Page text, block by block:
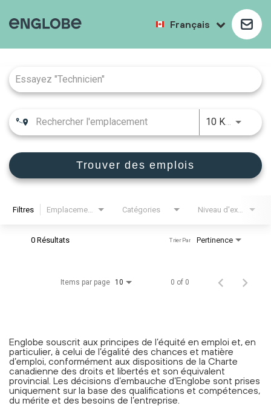
Français
10 KM
Trouver des emplois
Filtres Catégories
0 Résultats Pertinence
Trier Par
Items par page 10 0 of 0
Englobe souscrit aux principes de l’équité en emploi et, en
particulier, à celui de l’égalité des chances et matière
d’emploi, conformément aux dispositions de la Charte
canadienne des droits et libertés et son équivalent
provincial. Les décisions d’embauche d’Englobe sont prises
uniquement sur la base des qualifications et compétences,
du mérite et des besoins de l’entreprise.